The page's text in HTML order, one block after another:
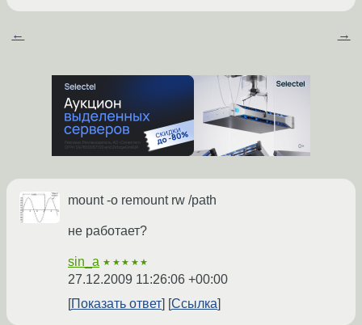
← →
mount -o remount rw /path
не работает?
sin_a ★★★★★
27.12.2009 11:26:06 +00:00
Показать ответ
Ссылка